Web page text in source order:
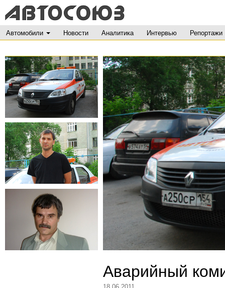
Автомобили Новости Аналитика Интервью Репортажи
Аварийный